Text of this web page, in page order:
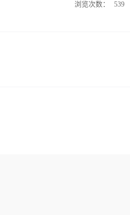
浏览次数：
539